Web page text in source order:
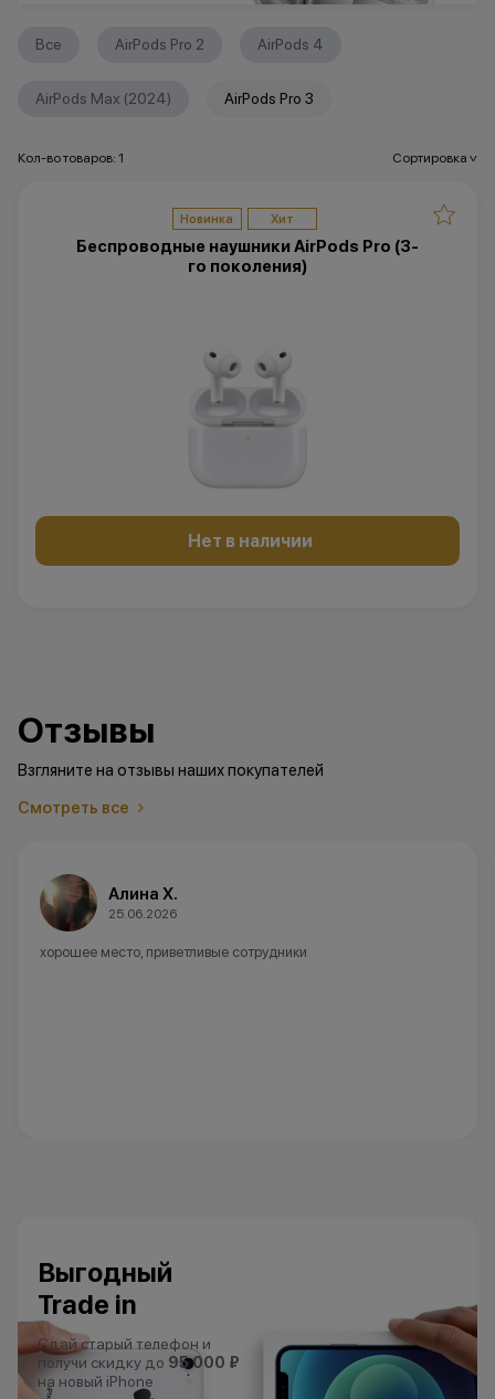
Все AirPods Pro 2 AirPods 4
AirPods Max (2024) AirPods Pro 3
Кол-во товаров: 1 Сортировка>
Новинка Хит
Беспроводные наушники AirPods Pro (3-
го поколения)
Нет в наличии
Отзывы
Взгляните на отзывы наших покупателей
Смотреть все
Алина Х.
25.06.2026
хорошее место, приветливые сотрудники
Выгодный
Trade in
Сдай старый телефон и
получи скидку до 95 000 ₽
на новый iPhone